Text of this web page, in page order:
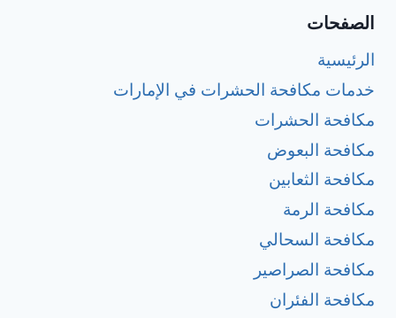
الصفحات
الرئيسية
خدمات مكافحة الحشرات في الإمارات
مكافحة الحشرات
مكافحة البعوض
مكافحة الثعابين
مكافحة الرمة
مكافحة السحالي
مكافحة الصراصير
مكافحة الفئران